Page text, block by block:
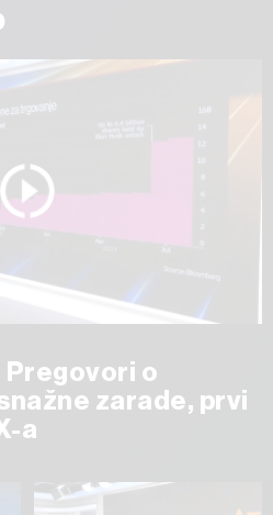
o
zarade, prvi
a